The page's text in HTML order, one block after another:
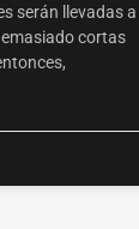
serán llevadas a
cortas